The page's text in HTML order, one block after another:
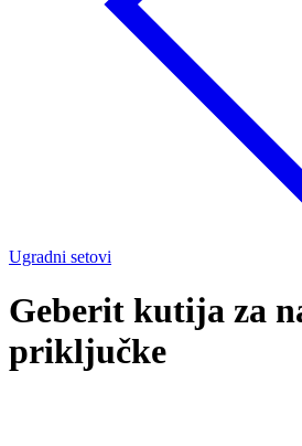
Ugradni setovi
Geberit kutija za
priključke